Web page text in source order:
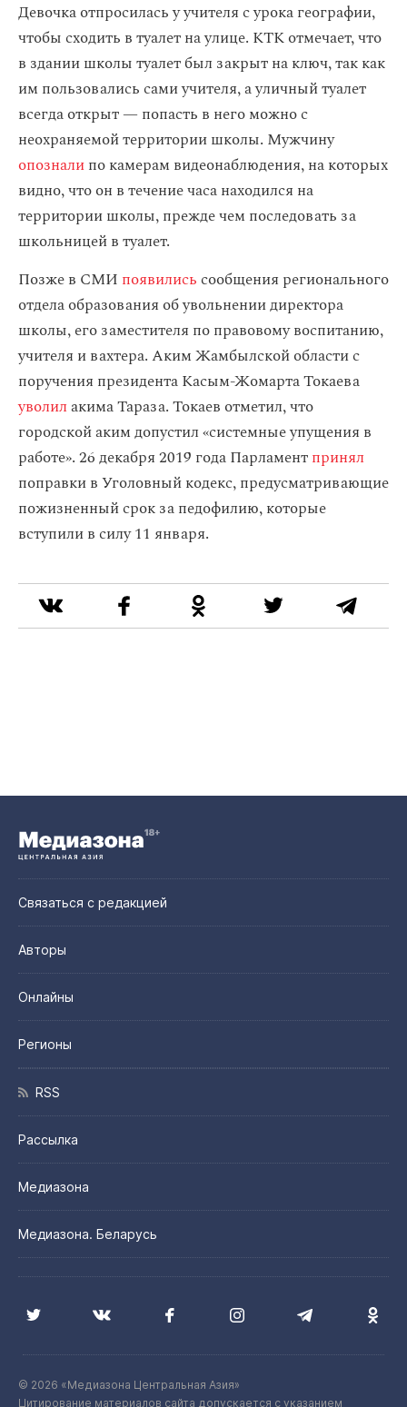
Девочка отпросилась у учителя с урока географии,
чтобы сходить в туалет на улице. КТК отмечает, что
в здании школы туалет был закрыт на ключ, так как
им пользовались сами учителя, а уличный туалет
всегда открыт — попасть в него можно с
неохраняемой территории школы. Мужчину
опозналипо камерам видеонаблюдения, на которых
видно, что он в течение часа находился на
территории школы, прежде чем последовать за
школьницей в туалет.
Позже в СМИ появилисьсообщения регионального
отдела образования об увольнении директора
школы, его заместителя по правовому воспитанию,
учителя и вахтера. Аким Жамбылской области с
поручения президента Касым-Жомарта Токаева
уволилакима Тараза. Токаев отметил, что
городской аким допустил «системные упущения в
работе». 26 декабря 2019 года Парламентпринял
поправки в Уголовный кодекс, предусматривающие
пожизненный срок за педофилию, которые
вступили в силу 11 января.
Связаться с редакцией
Авторы
Онлайны
Регионы
RSS
Рассылка
Медиазона
Медиазона. Беларусь
© 2026 «Медиазона Центральная Азия»
Цитирование материалов сайта допускается с указанием